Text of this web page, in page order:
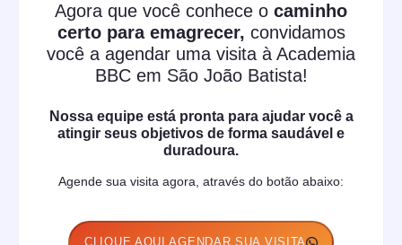
Agora que você conhece o caminho
certo para emagrecer, convidamos
você a agendar uma visita à Academia
BBC em São João Batista!
Nossa equipe está pronta para ajudar você a
atingir seus objetivos de forma saudável e
duradoura.
Agende sua visita agora, através do botão abaixo:
CLIQUE AQUI AGENDAR SUA VISITA